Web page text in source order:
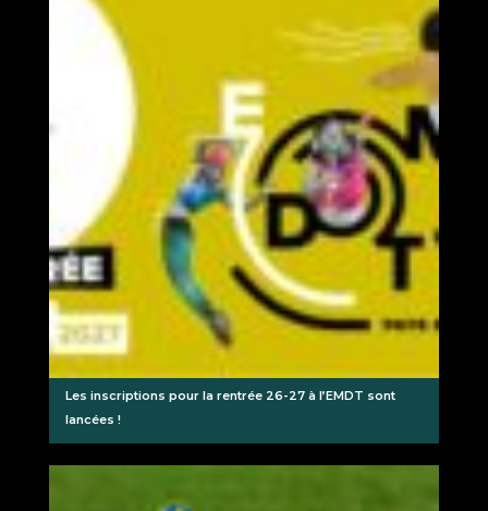
Les inscriptions pour la rentrée 26-27 à l’EMDT sont
lancées !